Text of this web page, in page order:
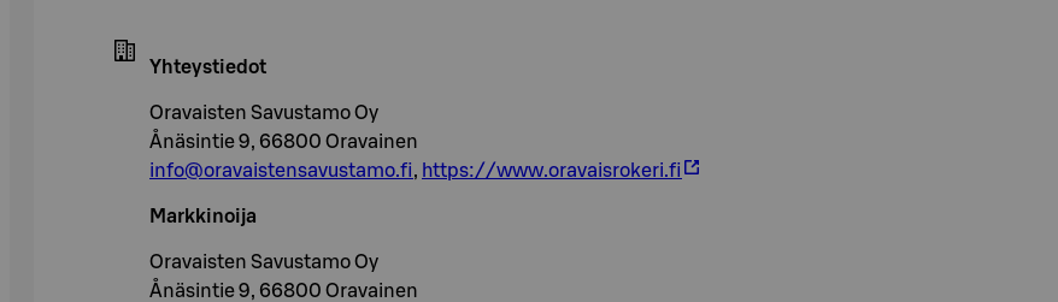
Yhteystiedot
Oravaisten Savustamo Oy
Ånäsintie 9, 66800 Oravainen
info@oravaistensavustamo.fi, https://www.oravaisrokeri.fi
Markkinoija
Oravaisten Savustamo Oy
Ånäsintie 9, 66800 Oravainen